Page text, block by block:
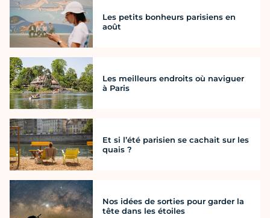
Les petits bonheurs parisiens en
août
Les meilleurs endroits où naviguer
à Paris
Et si l’été parisien se cachait sur les
quais ?
Nos idées de sorties pour garder la
tête dans les étoiles